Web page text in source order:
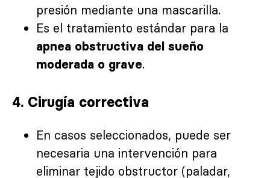
presión mediante una mascarilla.
Es el tratamiento estándar para la
apnea obstructiva del sueño
moderada o grave.
4. Cirugía correctiva
En casos seleccionados, puede ser
necesaria una intervención para
eliminar tejido obstructor (paladar,